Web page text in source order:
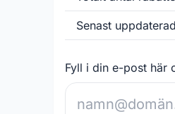
Senast uppdaterad
Fyll i din e-post här